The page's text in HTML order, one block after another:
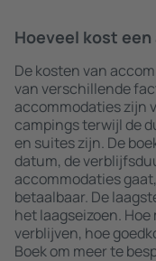
Hoeveel kost
De kosten van
van verschillende
accommodaties zijn
campings terwijl de
en suites zijn. De
datum, de
accommodaties
betaalbaar. De
het laagseizoen.
verblijven, hoe
Boek om meer te